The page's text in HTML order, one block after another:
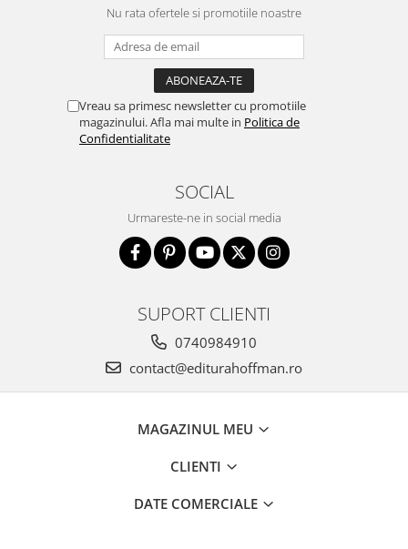
Nu rata ofertele si promotiile noastre
Vreau sa primesc newsletter cu promotiile
magazinului. Afla mai multe in Politica de
Confidentialitate
SOCIAL
Urmareste-ne in social media
SUPORT CLIENTI
0740984910
contact@editurahoffman.ro
MAGAZINUL MEU
CLIENTI
DATE COMERCIALE